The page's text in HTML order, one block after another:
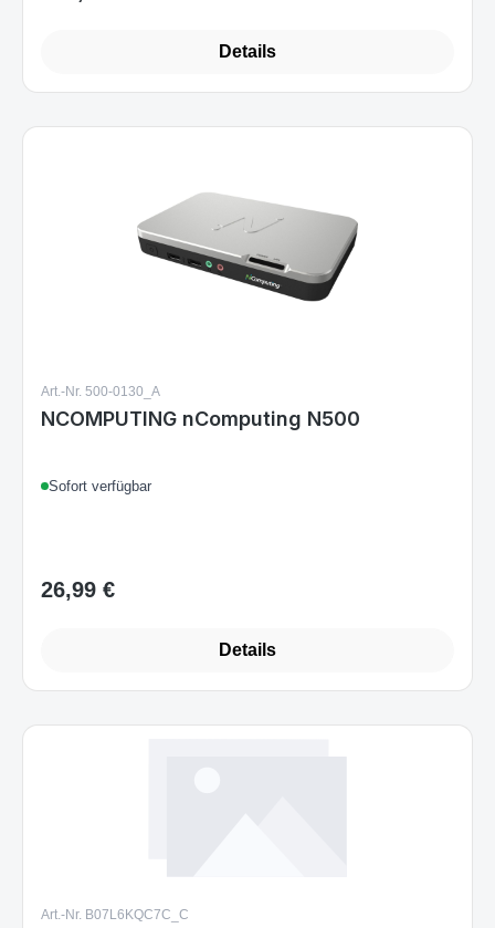
Details
Art.-Nr. 500-0130_A
NCOMPUTING nComputing N500
Sofort verfügbar
Regulärer Preis:
26,99 €
Details
Art.-Nr. B07L6KQC7C_C